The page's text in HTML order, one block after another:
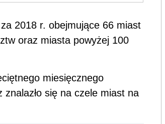
2018 r. obejmujące 66 miast
oraz miasta powyżej 100
miesięcznego
się na czele miast na